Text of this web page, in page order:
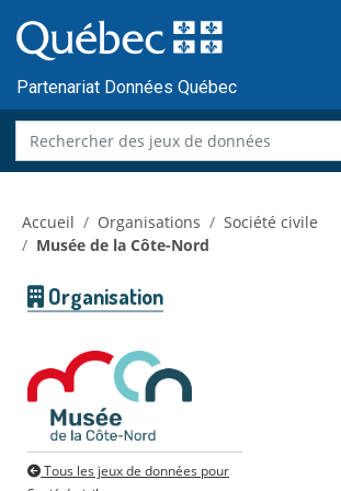
au
contenu
Partenariat Données Québec
Accueil Organisations
Société civile
Musée de la Côte-Nord
Organisation
Tous les jeux de données pour